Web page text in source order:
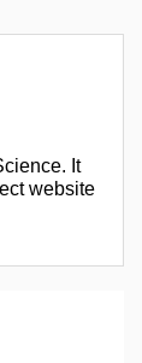
It
website